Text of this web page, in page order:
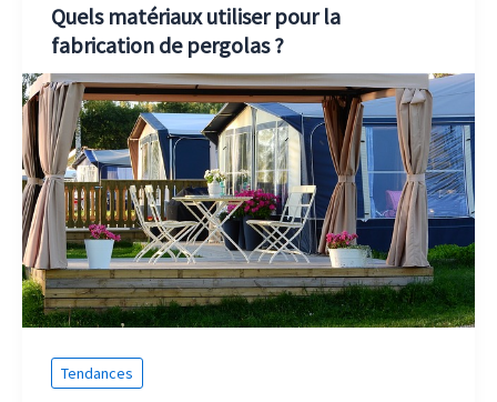
Quels matériaux utiliser pour la
fabrication de pergolas ?
Tendances